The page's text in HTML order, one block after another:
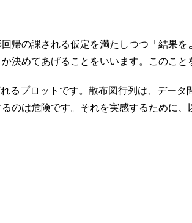
帰の課される仮定を満たしつつ「結果
決めてあげることをいいます。このこと
るプロットです。散布図行列は、デー
のは危険です。それを実感するために、